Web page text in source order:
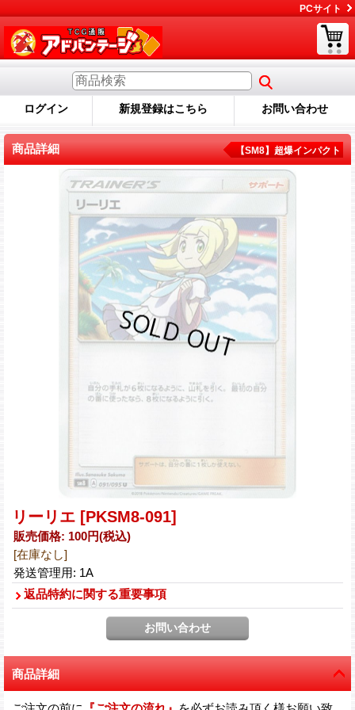
PCサイト
ログイン 新規登録はこちら お問い合わせ
商品詳細 【SM8】超爆インパクト
リーリエ [PKSM8-091]
販売価格: 100円(税込)
[在庫なし]
発送管理用: 1A
返品特約に関する重要事項
商品詳細